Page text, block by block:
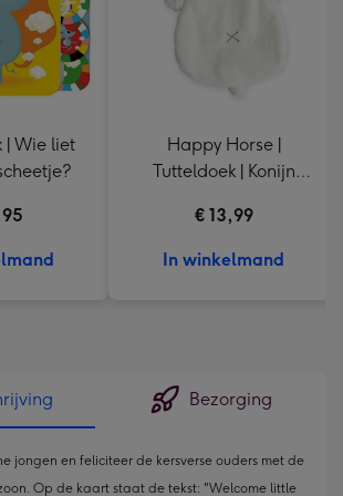
| Wie liet
Happy Horse |
Tutteldoek | Konijn
€ 13,99
In winkelmand
Bezorging
jongen en feliciteer de kersverse ouders met de
Op de kaart staat de tekst: "Welcome little